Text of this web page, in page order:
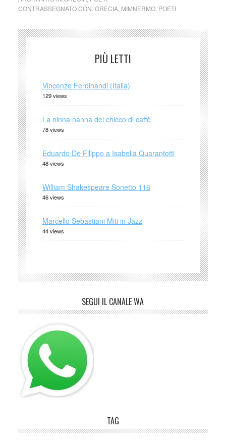
CONTRASSEGNATO CON:GRECIA, MIMNERMO, POETI
PIÙ LETTI
Vincenzo Ferdinandi (Italia)
129 views
La ninna nanna del chicco di caffè
78 views
Eduardo De Filippo a Isabella Quarantotti
48 views
William Shakespeare Sonetto 116
46 views
Marcello Sebastiani Miti in Jazz
44 views
SEGUI IL CANALE WA
TAG